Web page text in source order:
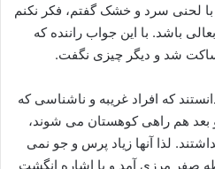
با لحنی سرد و خشک گفتم، فکر نکنم
باشد. با این جواب راننده که
شد و دیگر چیزی نگفت.
که افراد غریبه و ناشناسی که
و بعد هم راهی کوهستان می شوند،
لذا آنها زیاد پرس و جو نمی
صفر مرزی آمد و با اشاره انگشت